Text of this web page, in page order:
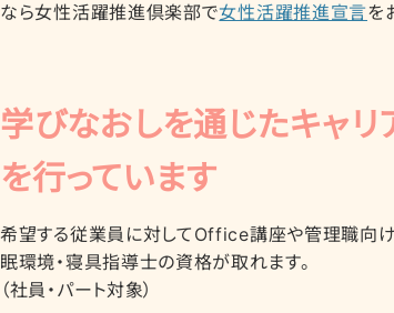
なら女性活躍推進倶楽部で女性活躍推進宣言を
学びなおしを通じたキャ
を行っています
希望する従業員に対してOffice講座や管理職向け
眠環境・寝具指導士の資格が取れます。
（社員・パート対象）